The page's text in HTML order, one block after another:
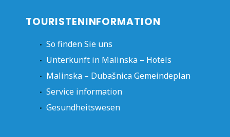
TOURISTENINFORMATION
So finden Sie uns
Unterkunft in Malinska – Hotels
Malinska – Dubašnica Gemeindeplan
Service information
Gesundheitswesen